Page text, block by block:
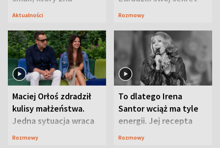
Lubelszczyzna
Aktualności Rozmowy
Maciej Orłoś zdradził
kulisy małżeństwa.
Jedna sytuacja wraca
jak bumerang
Rozmowy
To dlatego Irena
Santor wciąż ma tyle
energii. Jej recepta
jest zaskakująco
Rozmowy